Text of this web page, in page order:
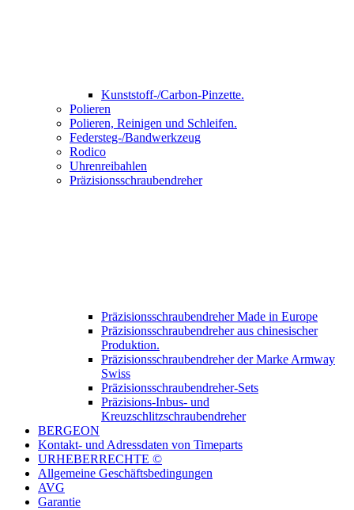
Kunststoff-/Carbon-Pinzette.
Polieren
Polieren, Reinigen und Schleifen.
Federsteg-/Bandwerkzeug
Rodico
Uhrenreibahlen
Präzisionsschraubendreher
Präzisionsschraubendreher Made in Europe
Präzisionsschraubendreher aus chinesischer
Produktion.
Präzisionsschraubendreher der Marke Armway
Swiss
Präzisionsschraubendreher-Sets
Präzisions-Inbus- und
Kreuzschlitzschraubendreher
BERGEON
Kontakt- und Adressdaten von Timeparts
URHEBERRECHTE ©
Allgemeine Geschäftsbedingungen
AVG
Garantie